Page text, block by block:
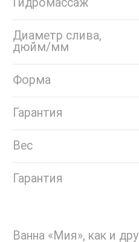
Гидромассаж
Диаметр слива,
дюйм/мм
Форма
Гарантия
Вес
Гарантия
Ванна «Мия», как и